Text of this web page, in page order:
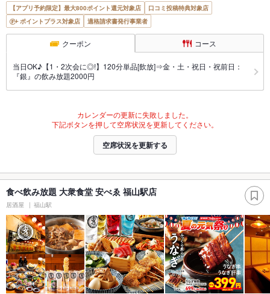
【アプリ予約限定】最大800ポイント還元対象店
口コミ投稿特典対象店
ポイントプラス対象店
適格請求書発行事業者
クーポン コース
当日OK♪【1・2次会に◎!】120分単品[飲放]⇒金・土・祝日・祝前日：
『銀』の飲み放題2000円
カレンダーの更新に失敗しました。
下記ボタンを押して空席状況を更新してください。
空席状況を更新する
食べ飲み放題 大衆食堂 安べゑ 福山駅店
居酒屋 福山駅